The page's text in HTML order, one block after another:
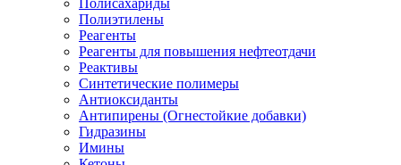
Полисахариды
Полиэтилены
Реагенты
Реагенты для повышения нефтеотдачи
Реактивы
Синтетические полимеры
Антиоксиданты
Антипирены (Огнестойкие добавки)
Гидразины
Имины